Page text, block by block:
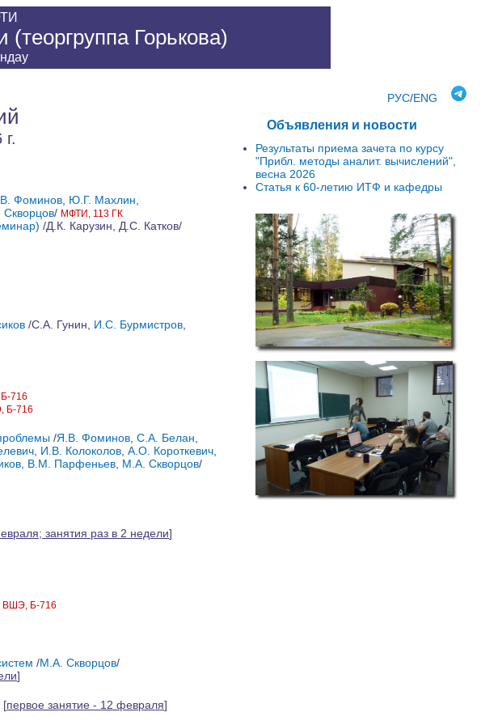
Горькова)
РУС/ENG
Объявления и новости
Результаты приема зачета по курсу
"Прибл. методы аналит. вычислений",
весна 2026
Статья к 60-летию ИТФ и кафедры
Фоминов Ю.Г. Махлин
/ МФТИ, 113 ГК
/Д.К. Карузин, Д.С. Катков/
/С.А. Гунин, И.С. Бурмистров
716
Б-716
/Я.В. Фоминов С.А. Белан
И.В. Колоколов А.О. Короткевич
В.М. Парфеньев М.А. Скворцов/
занятия раз в 2 недели]
ВШЭ, Б-716
/М.А. Скворцов/
]
[первое занятие - 12 февраля]